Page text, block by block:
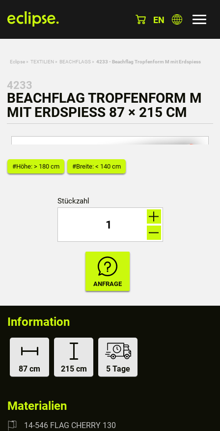
EN
Eclipse » TEXTILIEN » BEACHFLAGS » 4233 - Beachflag Tropfenform M mit Erdspiess
4233
BEACHFLAG TROPFENFORM M
MIT ERDSPIESS 87 × 215 CM
#Höhe: > 180 cm #Breite: < 140 cm
Stückzahl
Information
87 cm 215 cm 5 Tage
Materialien
14-546 FLAG CHERRY 130